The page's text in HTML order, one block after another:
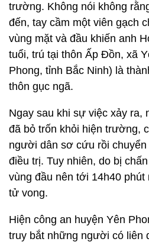
trường. Không nói không
đến, tay cầm một viên gạch
vùng mặt và đầu khiến anh
tuổi, trú tại thôn Ấp Đồn, xã
Phong, tỉnh Bắc Ninh) là
thôn gục ngã.
Ngay sau khi sự việc xảy ra,
đã bỏ trốn khỏi hiện trường,
người dân sơ cứu rồi
điều trị. Tuy nhiên, do bị
vùng đầu nên tới 14h40 phút
tử vong.
Hiện công an huyện Yên
truy bắt những người có liên